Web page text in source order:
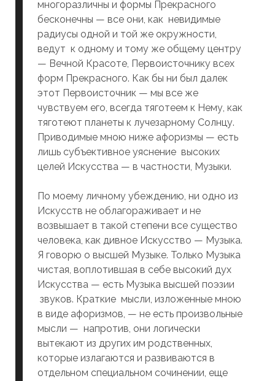
многоразличны и формы Прекрасного
бесконечны — все они, как невидимые
радиусы одной и той же окружности,
ведут к одному и тому же общему центру
— Вечной Красоте, Первоисточнику всех
форм Прекрасного. Как бы ни был далек
этот Первоисточник — мы все же
чувствуем его, всегда тяготеем к Нему, как
тяготеют планеты к лучезарному Солнцу.
Приводимые мною ниже афоризмы — есть
лишь субъективное уяснение высоких
целей Искусства — в частности, Музыки.
По моему личному убеждению, ни одно из
Искусств не облагораживает и не
возвышает в такой степени все существо
человека, как дивное Искусство — Музыка.
Я говорю о высшей Музыке. Только Музыка
чистая, воплотившая в себе высокий дух
Искусства — есть Музыка высшей поэзии
звуков. Краткие мысли, изложенные мною
в виде афоризмов, — не есть произвольные
мысли — напротив, они логически
вытекают из других им родственных,
которые излагаются и развиваются в
отдельном специальном сочинении, еще